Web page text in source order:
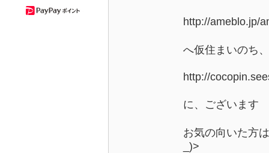
http://ameblo.jp/
へ仮住まいのち
http://
に、ございます
お気の向いた方
_)>